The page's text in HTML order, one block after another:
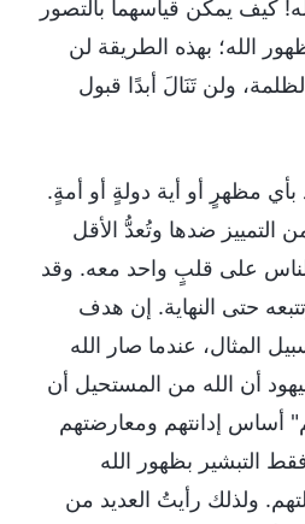
كيف يمكن قياسهما بالتصور
الله؛ بهذه الطريقة لن
ولن تَنَالَ أبدًا قبول
مظهرٍ أو أية دولةٍ أو أمةٍ.
التمييز ضدها وتُعدُّ الأقل
على قلبٍ واحد معه. وقد
حتى النهاية. إن هدف
المثال، عندما صار الله
أن الله من المستحيل أن
أساس إدانتهم ومعارضتهم
التبشير بظهور الله
ولذلك رأيتُ العديد من